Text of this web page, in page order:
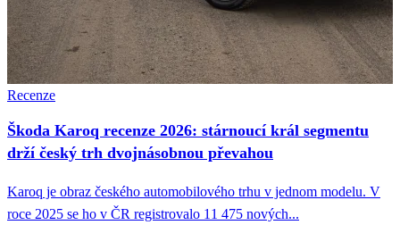
Recenze
Škoda Karoq recenze 2026: stárnoucí král segmentu
drží český trh dvojnásobnou převahou
Karoq je obraz českého automobilového trhu v jednom modelu. V
roce 2025 se ho v ČR registrovalo 11 475 nových...